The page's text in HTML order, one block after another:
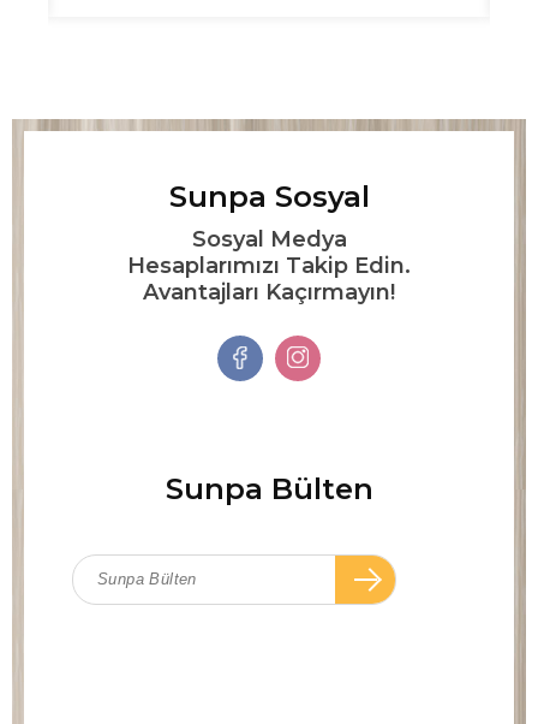
Sunpa Sosyal
Sosyal Medya
Hesaplarımızı Takip Edin.
Avantajları Kaçırmayın!
Sunpa Bülten